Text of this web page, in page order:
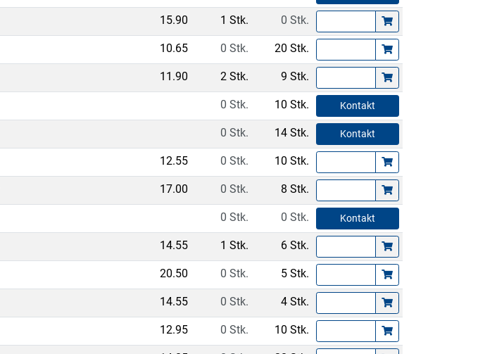
15.90 1 Stk. 0 Stk.
10.65 0 Stk. 20 Stk.
11.90 2 Stk. 9 Stk.
0 Stk. 10 Stk. Kontakt
0 Stk. 14 Stk. Kontakt
12.55 0 Stk. 10 Stk.
17.00 0 Stk. 8 Stk.
0 Stk. 0 Stk. Kontakt
14.55 1 Stk. 6 Stk.
20.50 0 Stk. 5 Stk.
14.55 0 Stk. 4 Stk.
12.95 0 Stk. 10 Stk.